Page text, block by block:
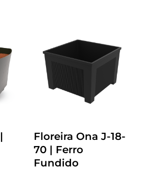
Floreira Ona J-18-
70 | Ferro
Fundido